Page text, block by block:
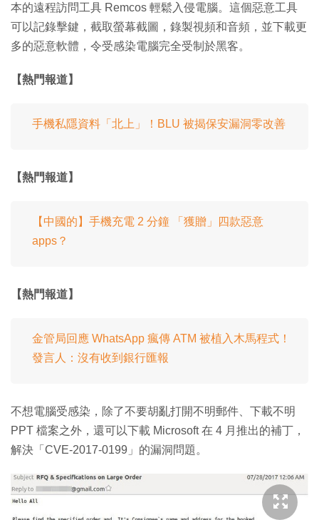
本的遠程訪問工具 Remcos 輕鬆入侵電腦。這個惡意工具
可以記錄擊鍵，截取螢幕截圖，錄製視頻和音頻，並下載更
多的惡意軟體，令受感染電腦完全受制於黑客。
【熱門報道】
手機私隱資料「北上」！BLU 被揭保安漏洞零改善
【熱門報道】
【中國的】手機充電 2 分鐘 「獲贈」四款惡意
apps？
【熱門報道】
金管局回應 WhatsApp 瘋傳 ATM 被植入木馬程式！
發言人：沒有收到銀行匯報
不想電腦受感染，除了不要胡亂打開不明郵件、下載不明
PPT 檔案之外，還可以下載 Microsoft 在 4 月推出的補丁，
解決「CVE-2017-0199」的漏洞問題。